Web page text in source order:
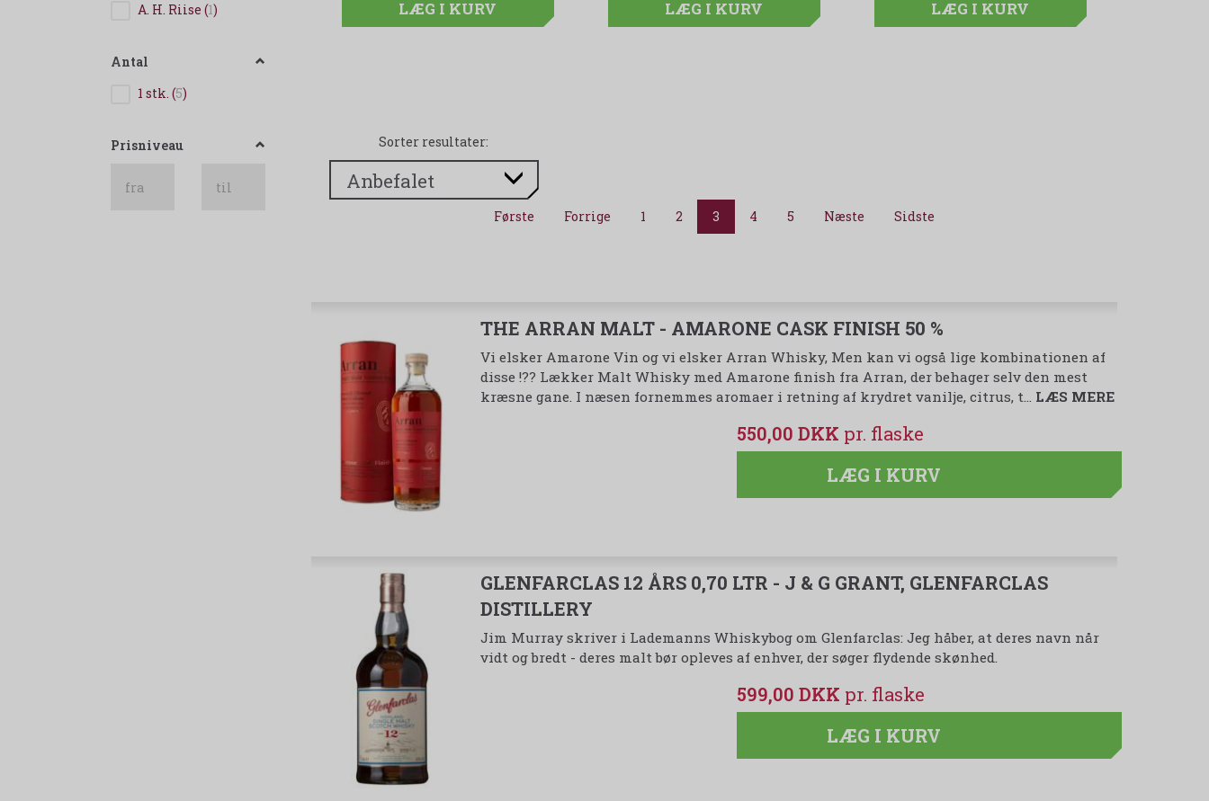
A. H. Riise (1)
Antal
1 stk. (5)
Prisniveau
LÆG I KURV LÆG I KURV LÆG I KURV
LÆG I KURV (spar 499,00 DKK)
LÆG I KURV
Sorter resultater:
Første Forrige 1 2 3 4 5 Næste Sidste
THE ARRAN MALT - AMARONE CASK FINISH 50 %
Vi elsker Amarone Vin og vi elsker Arran Whisky, Men kan vi også lige kombinationen af
disse !?? Lækker Malt Whisky med Amarone finish fra Arran, der behager selv den mest
kræsne gane. I næsen fornemmes aromaer i retning af krydret vanilje, citrus, t… LÆS MERE
550,00 DKK
LÆG I KURV
GLENFARCLAS 12 ÅRS 0,70 LTR - J & G GRANT, GLENFARCLAS
DISTILLERY
Jim Murray skriver i Lademanns Whiskybog om Glenfarclas: Jeg håber, at deres navn når
vidt og bredt - deres malt bør opleves af enhver, der søger flydende skønhed.
599,00 DKK
LÆG I KURV